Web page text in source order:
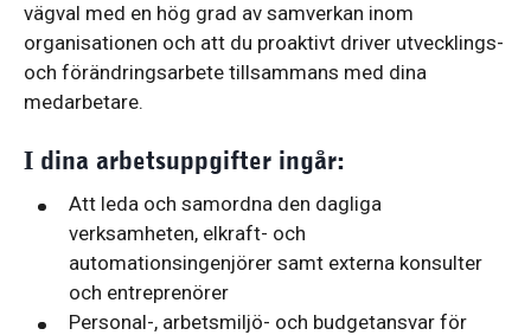
vägval med en hög grad av samverkan inom
organisationen och att du proaktivt driver utvecklings-
och förändringsarbete tillsammans med dina
medarbetare.
I dina arbetsuppgifter ingår:
Att leda och samordna den dagliga
verksamheten, elkraft- och
automationsingenjörer samt externa konsulter
och entreprenörer
Personal-, arbetsmiljö- och budgetansvar för